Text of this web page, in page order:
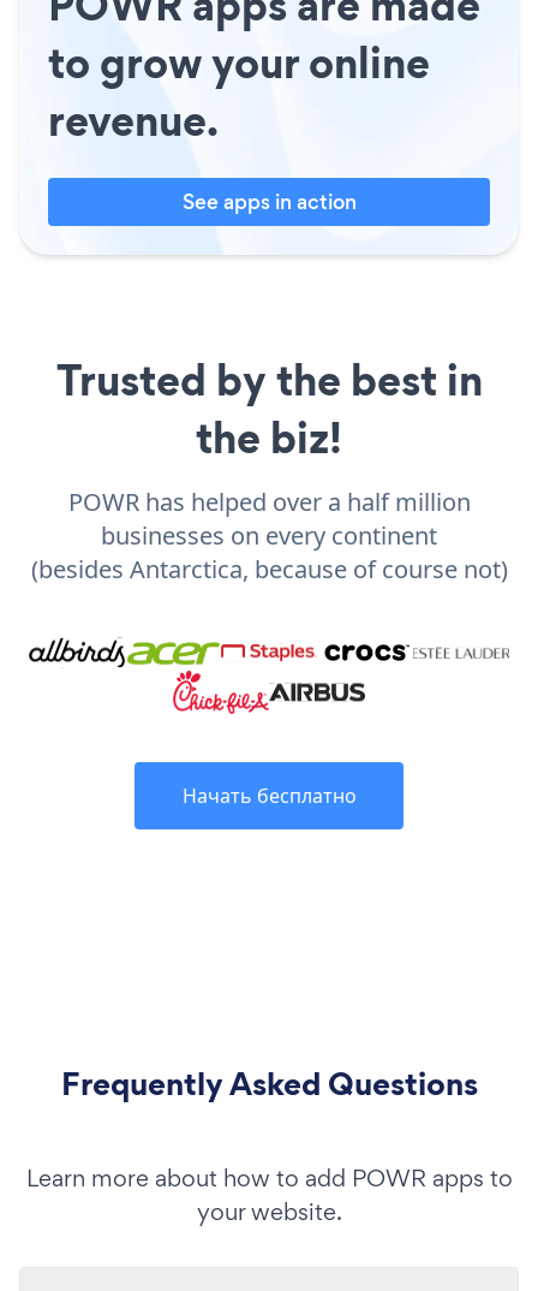
to grow your online
revenue.
See apps in action
Trusted by the best in
the biz!
POWR has helped over a half million
businesses on every continent
(besides Antarctica, because of course not)
Начать бесплатно
Frequently Asked Questions
Learn more about how to add POWR apps to
your website.